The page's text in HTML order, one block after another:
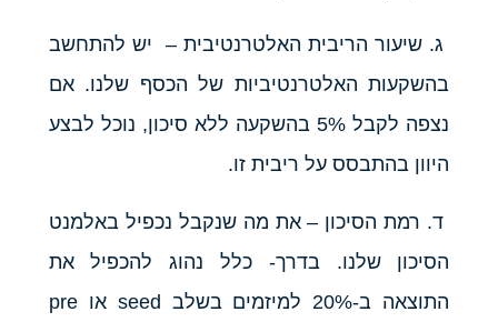
ג. שיעור הריבית האלטרנטיבית – יש להתחשב
בהשקעות האלטרנטיביות של הכסף שלנו. אם
נצפה לקבל 5% בהשקעה ללא סיכון, נוכל לבצע
היוון בהתבסס על ריבית זו.
ד. רמת הסיכון – את מה שנקבל נכפיל באלמנט
הסיכון שלנו. בדרך- כלל נהוג להכפיל את
התוצאה ב-20% למיזמים בשלב seed או pre